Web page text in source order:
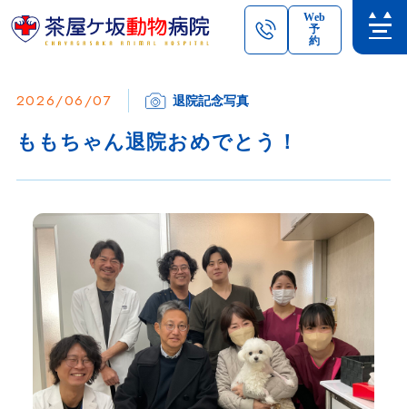
Web
予
約
2026/06/07 退院記念写真
ももちゃん退院おめでとう！